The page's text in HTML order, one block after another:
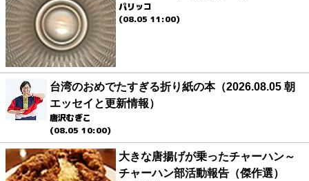
パリッコ
(08.05 11:00)
台湾のおめでたすぎる折り紙の本（2026.08.05 朝
エッセイと更新情報）
唐沢むぎこ
(08.05 10:00)
大きな唐揚げが乗ったチャーハン～
チャーハン部活動報告（傑作選）